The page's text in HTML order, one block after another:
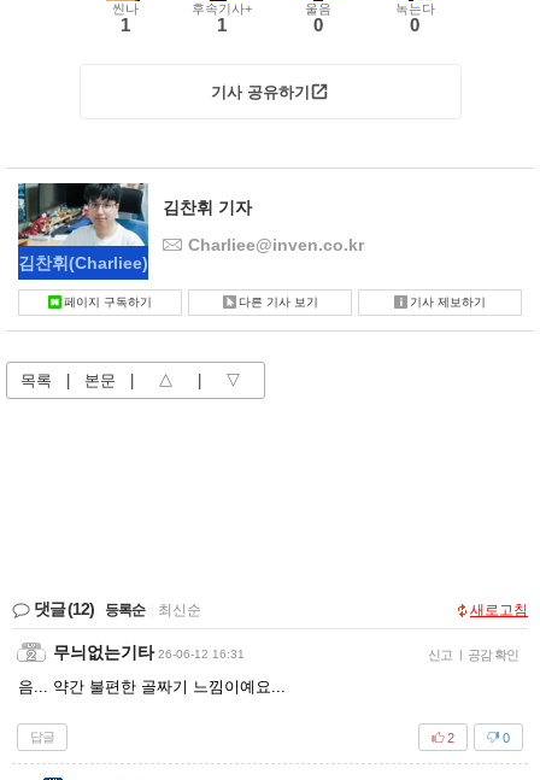
씬나
1
후속기사+
1
울음
0
녹는다
0
기사 공유하기
김찬휘(Charliee)
김찬휘 기자
Charliee@inven.co.kr
페이지 구독하기 다른 기사 보기 기사 제보하기
목록 본문 △ ▽
댓글(12) 등록순 최신순 새로고침
무늬없는기타 26-06-12 16:31 신고 | 공감 확인
음... 약간 불편한 골짜기 느낌이예요...
답글 0
2